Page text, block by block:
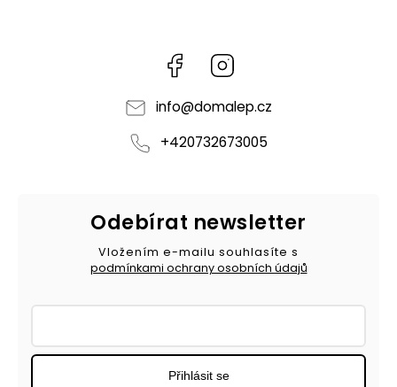
Facebook
info@domalep.cz
+420732673005
Odebírat newsletter
Vložením e-mailu souhlasíte s
podmínkami ochrany osobních údajů
Přihlásit se